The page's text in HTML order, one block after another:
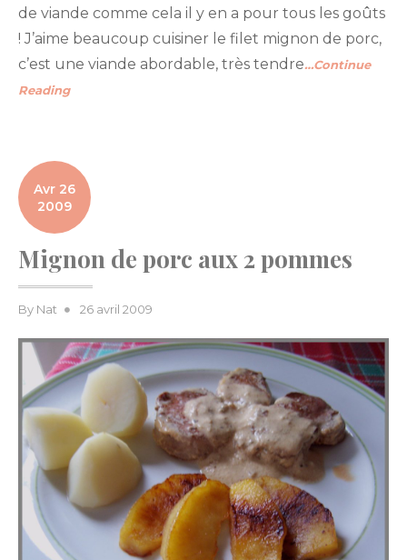
de viande comme cela il y en a pour tous les goûts
! J’aime beaucoup cuisiner le filet mignon de porc,
c’est une viande abordable, très tendre…Continue
Reading
Avr 26
2009
Mignon de porc aux 2 pommes
By Nat
Posted
26 avril 2009